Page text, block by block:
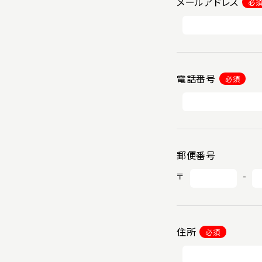
電話番号 必須
郵便番号
〒 -
住所 必須